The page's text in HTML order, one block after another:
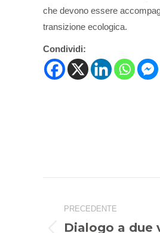
che devono essere
transizione ecologica.
Condividi:
traPRECEDENTE
Dialogo a due